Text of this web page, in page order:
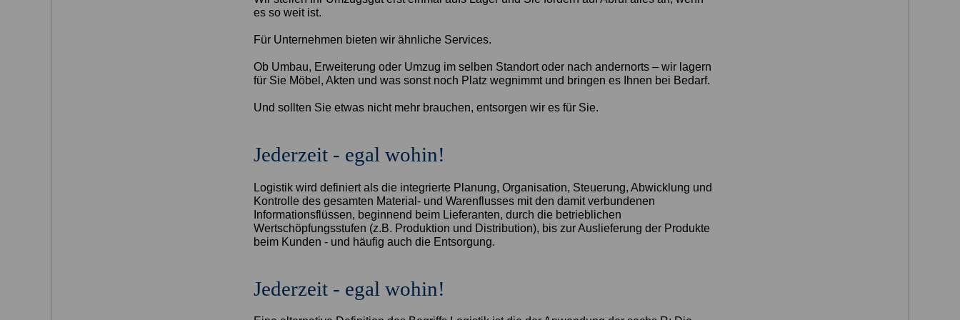
es so weit ist.
Für Unternehmen bieten wir ähnliche Services.
Ob Umbau, Erweiterung oder Umzug im selben Standort oder nach andernorts – wir lagern
für Sie Möbel, Akten und was sonst noch Platz wegnimmt und bringen es Ihnen bei Bedarf.
Und sollten Sie etwas nicht mehr brauchen, entsorgen wir es für Sie.
Jederzeit - egal wohin!
Logistik wird definiert als die integrierte Planung, Organisation, Steuerung, Abwicklung und
Kontrolle des gesamten Material- und Warenflusses mit den damit verbundenen
Informationsflüssen, beginnend beim Lieferanten, durch die betrieblichen
Wertschöpfungsstufen (z.B. Produktion und Distribution), bis zur Auslieferung der Produkte
beim Kunden - und häufig auch die Entsorgung.
Jederzeit - egal wohin!